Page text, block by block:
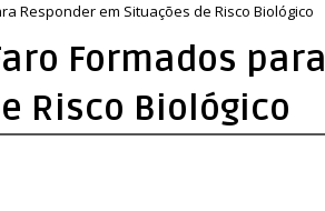
Responder em Situações de Risco Biológico
Formados para
Risco Biológico